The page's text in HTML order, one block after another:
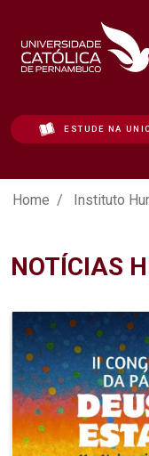
ESTUDE NA
Notícias
Home Instituto
NOTÍCIAS